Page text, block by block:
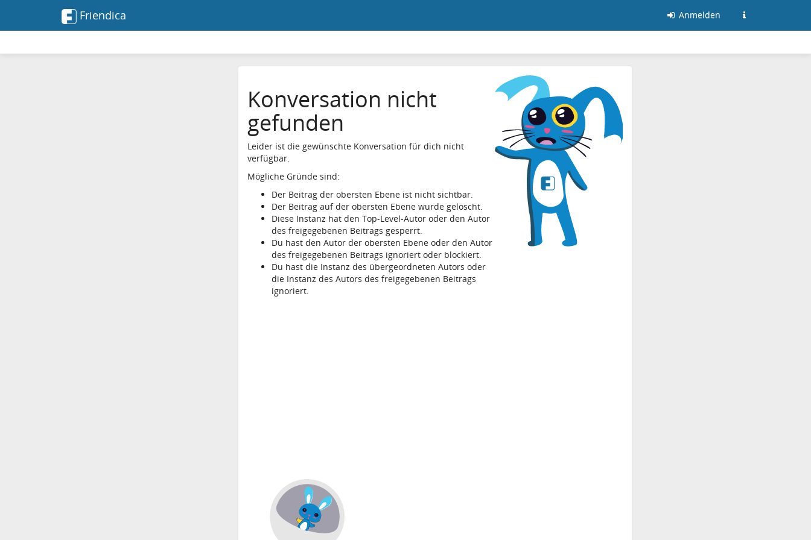
Friendica Anmelden
Konversation nicht
gefunden
Leider ist die gewünschte Konversation für dich nicht
verfügbar.
Mögliche Gründe sind:
Der Beitrag der obersten Ebene ist nicht sichtbar.
Der Beitrag auf der obersten Ebene wurde gelöscht.
Diese Instanz hat den Top-Level-Autor oder den Autor
des freigegebenen Beitrags gesperrt.
Du hast den Autor der obersten Ebene oder den Autor
des freigegebenen Beitrags ignoriert oder blockiert.
Du hast die Instanz des übergeordneten Autors oder
die Instanz des Autors des freigegebenen Beitrags
ignoriert.